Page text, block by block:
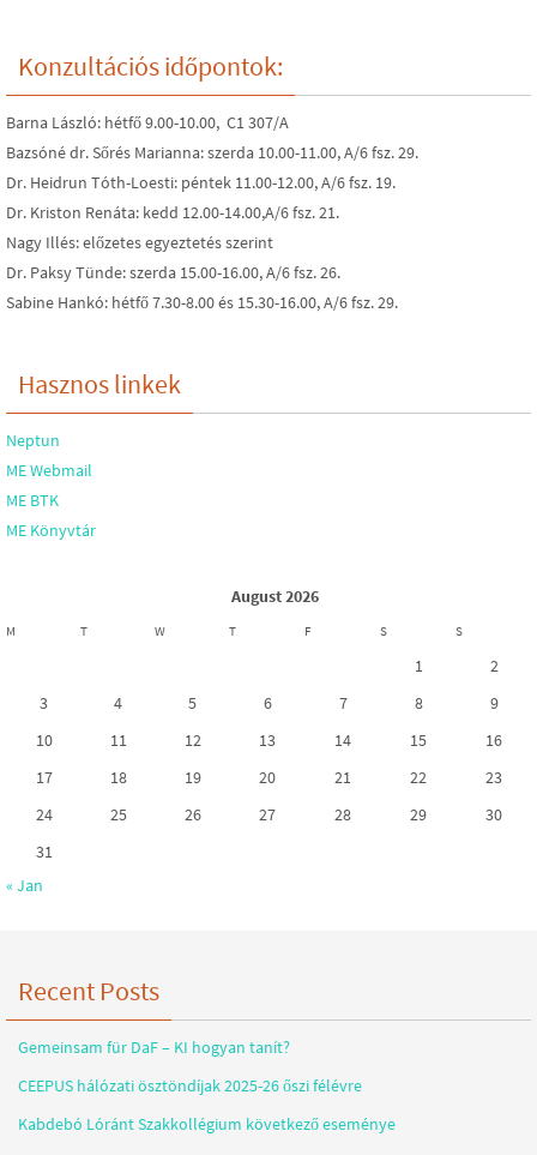
Konzultációs időpontok:
Barna László: hétfő 9.00-10.00, C1 307/A
Bazsóné dr. Sőrés Marianna: szerda 10.00-11.00, A/6 fsz. 29.
Dr. Heidrun Tóth-Loesti: péntek 11.00-12.00, A/6 fsz. 19.
Dr. Kriston Renáta: kedd 12.00-14.00,A/6 fsz. 21.
Nagy Illés: előzetes egyeztetés szerint
Dr. Paksy Tünde: szerda 15.00-16.00, A/6 fsz. 26.
Sabine Hankó: hétfő 7.30-8.00 és 15.30-16.00, A/6 fsz. 29.
Hasznos linkek
Neptun
ME Webmail
ME BTK
ME Könyvtár
August 2026
M T W T F S S
« Jan
1
2
3
4 5 6 7 8
9
10
11 12 13 14 15
16
17
18 19 20 21 22
23
24
25 26 27 28 29
30
31
Recent Posts
Gemeinsam für DaF – KI hogyan tanít?
CEEPUS hálózati ösztöndíjak 2025-26 őszi félévre
Kabdebó Lóránt Szakkollégium következő eseménye